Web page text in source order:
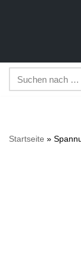
springen
Startseite »